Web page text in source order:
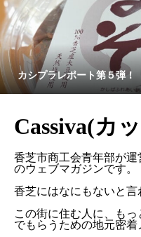
カシプラレポート第５弾
Cassiva(カ
香芝市商工会青年部が
のウェブマガジンです。
香芝にはなにもないと言
この街に住む人に、も
でもらうための地元密着